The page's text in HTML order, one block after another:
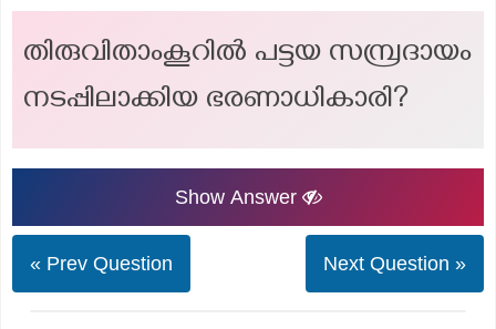
തിരുവിതാംകൂറിൽ പട്ടയ സമ്പ്രദായം
നടപ്പിലാക്കിയ ഭരണാധികാരി?
Show Answer
« Prev Question Next Question »